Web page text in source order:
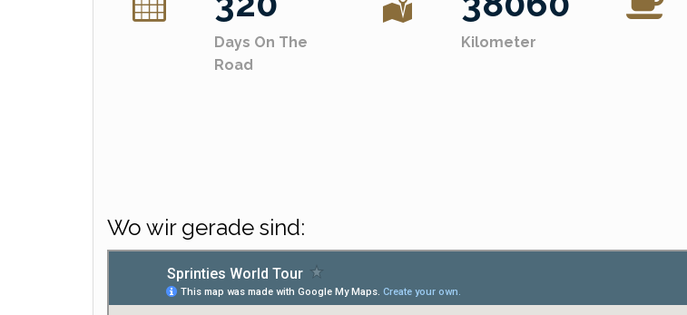
Days On The
Road
Kilometer
Wo wir gerade sind: